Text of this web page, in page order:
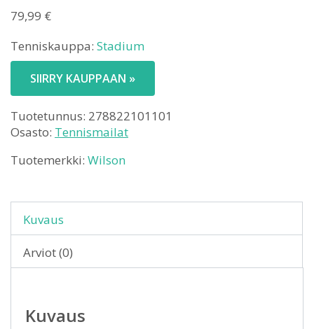
79,99 €
Tenniskauppa: Stadium
SIIRRY KAUPPAAN »
Tuotetunnus: 278822101101
Osasto: Tennismailat
Tuotemerkki: Wilson
Kuvaus
Arviot (0)
Kuvaus